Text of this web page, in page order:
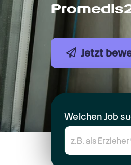
Jetzt
Welchen Job